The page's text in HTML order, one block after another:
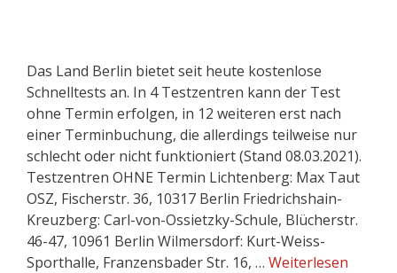
Das Land Berlin bietet seit heute kostenlose
Schnelltests an. In 4 Testzentren kann der Test
ohne Termin erfolgen, in 12 weiteren erst nach
einer Terminbuchung, die allerdings teilweise nur
schlecht oder nicht funktioniert (Stand 08.03.2021).
Testzentren OHNE Termin Lichtenberg: Max Taut
OSZ, Fischerstr. 36, 10317 Berlin Friedrichshain-
Kreuzberg: Carl-von-Ossietzky-Schule, Blücherstr.
46-47, 10961 Berlin Wilmersdorf: Kurt-Weiss-
Sporthalle, Franzensbader Str. 16, … Weiterlesen